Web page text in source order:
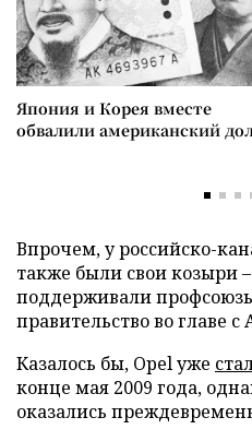
Япония и Корея вместе
обвалили американский
Впрочем, у российско-
также были свои козыри
поддерживали
правительство во главе
Казалось бы, Opel уже
конце мая 2009 года,
оказались